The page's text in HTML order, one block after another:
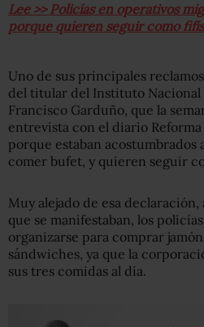
Lee >> Policías en operativos
porque quieren seguir como
Uno de sus principales
del titular del Instituto Nacional
Francisco Garduño, que la
entrevista con el diario
porque estaban acostumbrados
comer bufet, y quieren seguir
Muy alejado de esa
que se manifestaban, los
organizarse para comprar
sándwiches, ya que la
sus tres comidas al día.